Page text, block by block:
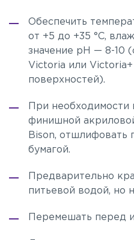
Обеспечить
от +5 до +35 °С,
значение pH — 8-10
Victoria или
поверхностей).
При необходимости
финишной
Bison, отшлифовать
бумагой.
Предварительно
питьевой водой, но
Перемешать перед